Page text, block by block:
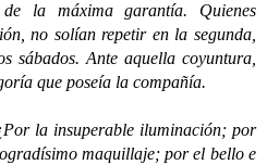
de la máxima garantía. Quienes
no solían repetir en la segunda,
sábados. Ante aquella coyuntura,
que poseía la compañía.
la insuperable iluminación; por
maquillaje; por el bello e